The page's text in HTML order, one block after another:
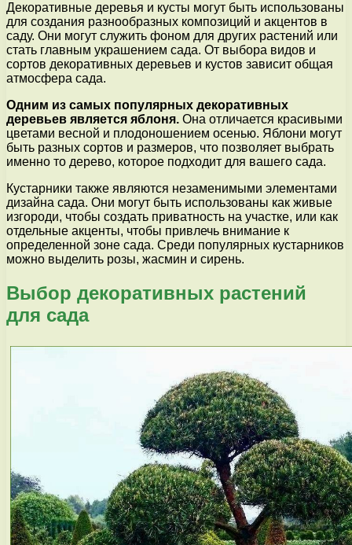
Декоративные деревья и кусты могут быть использованы
для создания разнообразных композиций и акцентов в
саду. Они могут служить фоном для других растений или
стать главным украшением сада. От выбора видов и
сортов декоративных деревьев и кустов зависит общая
атмосфера сада.
Одним из самых популярных декоративных
деревьев является яблоня. Она отличается красивыми
цветами весной и плодоношением осенью. Яблони могут
быть разных сортов и размеров, что позволяет выбрать
именно то дерево, которое подходит для вашего сада.
Кустарники также являются незаменимыми элементами
дизайна сада. Они могут быть использованы как живые
изгороди, чтобы создать приватность на участке, или как
отдельные акценты, чтобы привлечь внимание к
определенной зоне сада. Среди популярных кустарников
можно выделить розы, жасмин и сирень.
Выбор декоративных растений
для сада